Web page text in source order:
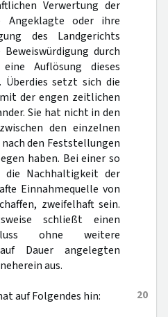
Verwertung der
Angeklagte oder ihre
des Landgerichts
durch
Auflösung dieses
Überdies setzt sich die
der engen zeitlichen
Sie hat nicht in den
den einzelnen
den Feststellungen
haben. Bei einer so
die Nachhaltigkeit der
Einnahmequelle von
zweifelhaft sein.
schließt einen
ohne weitere
Dauer angelegten
aus.
20
auf Folgendes hin: